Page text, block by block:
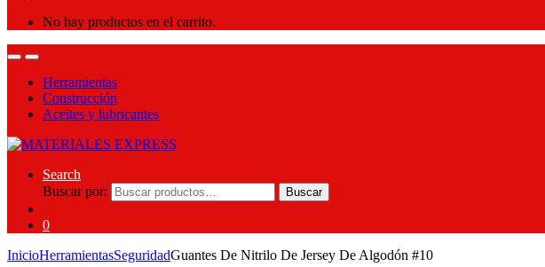
No hay productos en el carrito.
Herramientas
Construcción
Aceites y lubricantes
Search
Buscar por:
Buscar
0
InicioHerramientasSeguridadGuantes De Nitrilo De Jersey De Algodón #10